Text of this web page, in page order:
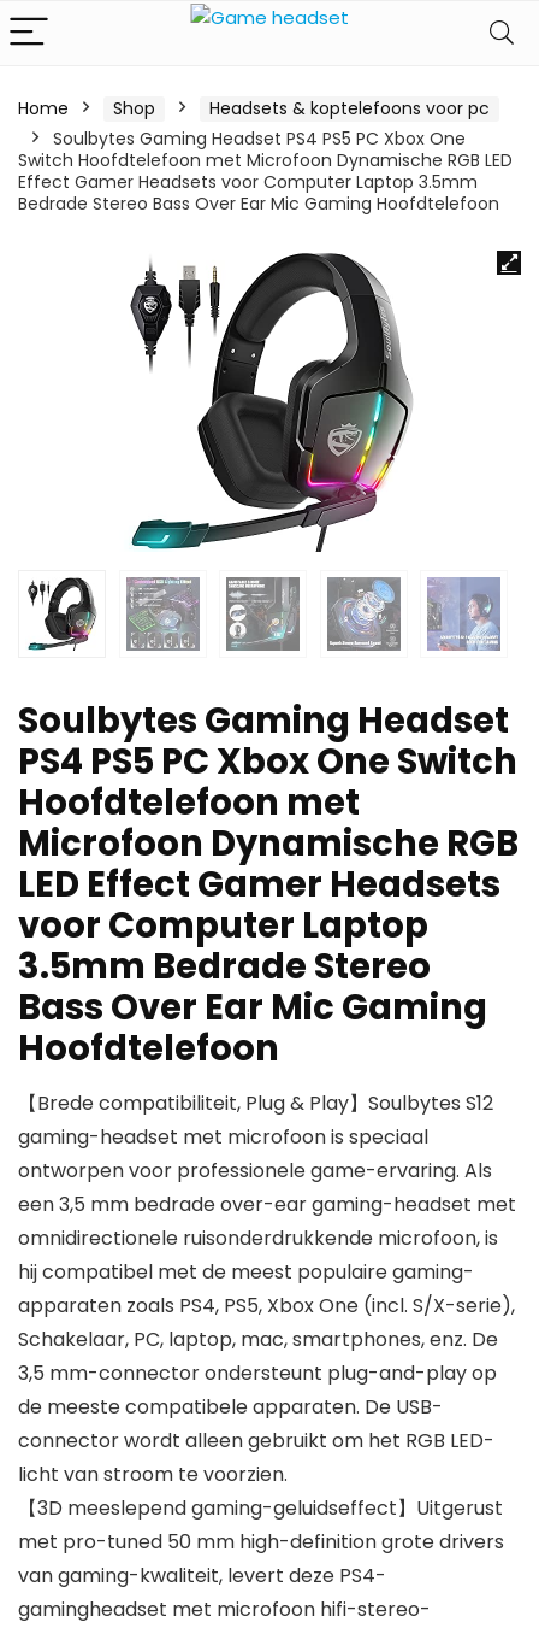
Home Shop
Headsets & koptelefoons voor pc
Soulbytes Gaming Headset PS4 PS5 PC Xbox One
Switch Hoofdtelefoon met Microfoon Dynamische RGB LED
Effect Gamer Headsets voor Computer Laptop 3.5mm
Bedrade Stereo Bass Over Ear Mic Gaming Hoofdtelefoon
Soulbytes Gaming Headset
PS4 PS5 PC Xbox One Switch
Hoofdtelefoon met
Microfoon Dynamische RGB
LED Effect Gamer Headsets
voor Computer Laptop
3.5mm Bedrade Stereo
Bass Over Ear Mic Gaming
Hoofdtelefoon
【Brede compatibiliteit, Plug & Play】Soulbytes S12
gaming-headset met microfoon is speciaal
ontworpen voor professionele game-ervaring. Als
een 3,5 mm bedrade over-ear gaming-headset met
omnidirectionele ruisonderdrukkende microfoon, is
hij compatibel met de meest populaire gaming-
apparaten zoals PS4, PS5, Xbox One (incl. S/X-serie),
Schakelaar, PC, laptop, mac, smartphones, enz. De
3,5 mm-connector ondersteunt plug-and-play op
de meeste compatibele apparaten. De USB-
connector wordt alleen gebruikt om het RGB LED-
licht van stroom te voorzien.
【3D meeslepend gaming-geluidseffect】Uitgerust
met pro-tuned 50 mm high-definition grote drivers
van gaming-kwaliteit, levert deze PS4-
gamingheadset met microfoon hifi-stereo-